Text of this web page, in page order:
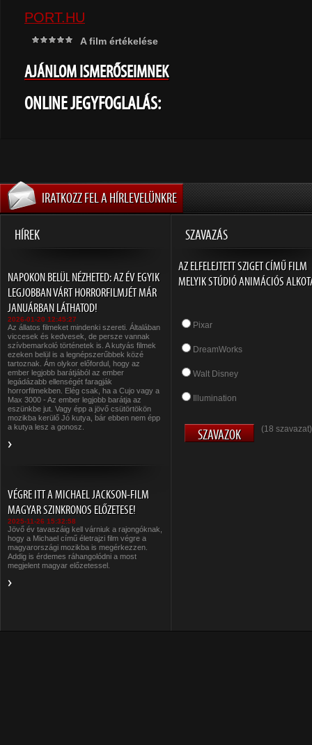
PORT.HU
A film értékelése
AJÁNLOM ISMERŐSEIMNEK
ONLINE JEGYFOGLALÁS:
IRATKOZZ FEL A HÍRLEVELÜNKRE
HÍREK SZAVAZÁS
NAPOKON BELÜL NÉZHETED: AZ ÉV EGYIK
LEGJOBBAN VÁRT HORRORFILMJÉT MÁR
JANUÁRBAN LÁTHATOD!
2026-01-20 12:45:27
Az állatos filmeket mindenki szereti. Általában
viccesek és kedvesek, de persze vannak
szívbemarkoló történetek is. A kutyás filmek
ezeken belül is a legnépszerűbbek közé
tartoznak. Ám olykor előfordul, hogy az
ember legjobb barátjából az ember
legádázabb ellenségét faragják
horrorfilmekben. Elég csak, ha a Cujo vagy a
Max 3000 - Az ember legjobb barátja az
eszünkbe jut. Vagy épp a jövő csütörtökön
mozikba kerülő Jó kutya, bár ebben nem épp
a kutya lesz a gonosz.
VÉGRE ITT A MICHAEL JACKSON-FILM
MAGYAR SZINKRONOS ELŐZETESE!
2025-11-26 15:32:58
Jövő év tavaszáig kell várniuk a rajongóknak,
hogy a Michael című életrajzi film végre a
magyarországi mozikba is megérkezzen.
Addig is érdemes ráhangolódni a most
megjelent magyar előzetessel.
AZ ELFELEJTETT SZIGET CÍMŰ FILM
MELYIK STÚDIÓ ANIMÁCIÓS
Pixar
DreamWorks
Walt Disney
Illumination
(18 szavazat)